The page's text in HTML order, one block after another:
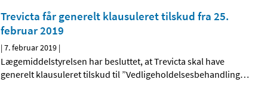
Trevicta får generelt klausuleret tilskud fra 25.
februar 2019
|7. februar 2019 |
Lægemiddelstyrelsen har besluttet, at Trevicta skal have
generelt klausuleret tilskud til ”Vedligeholdelsesbehandling…